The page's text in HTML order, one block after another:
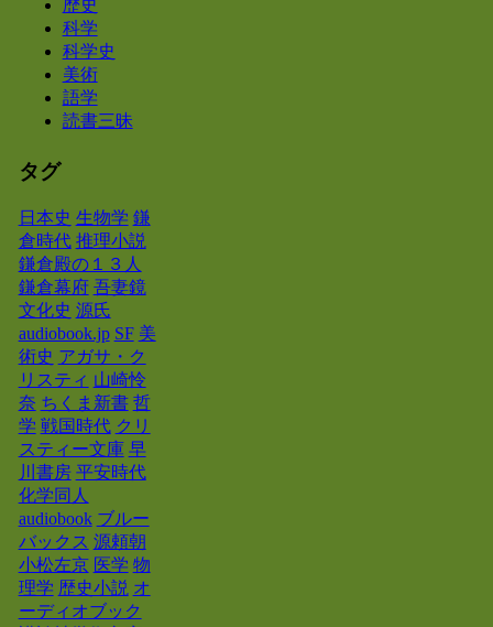
歴史
科学
科学史
美術
語学
読書三昧
タグ
日本史 生物学 鎌
倉時代 推理小説
鎌倉殿の１３人
鎌倉幕府 吾妻鏡
文化史 源氏
audiobook.jp SF 美
術史 アガサ・ク
リスティ 山崎怜
奈 ちくま新書 哲
学 戦国時代 クリ
スティー文庫 早
川書房 平安時代
化学同人
audiobook ブルー
バックス 源頼朝
小松左京 医学 物
理学 歴史小説 オ
ーディオブック